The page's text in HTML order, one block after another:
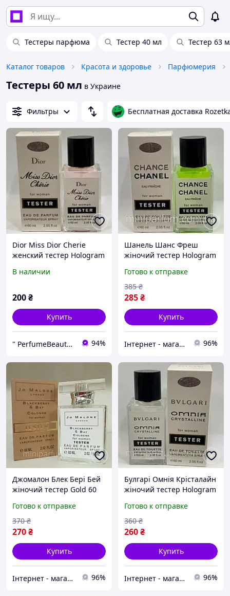
Тестеры парфюма Тестер 40 мл Тестер 63
Каталог товаров Красота и здоровье Парфюмерия
Тестеры 60 мл в Украине
Фильтры Бесплатная доставка
Dior Miss Dior Cherie
женский тестер Hologram
В наличии
200₴
Купить
" PerfumeBeautyShop" 94%
Шанель Шанс Фреш
жіночий тестер Hologram
Готово к отправке
285₴
385 ₴
Купить
Інтернет - магазин catrin.com.ua 96%
Джомалон Блек Бері Бей
жіночий тестер Gold 60
Готово к отправке
270₴
370 ₴
Купить
Інтернет - магазин catrin.com.ua 96%
Булгарi Омнiя Крiсталайн
жіночий тестер Hologram
Готово к отправке
260₴
360 ₴
Купить
Інтернет - магазин catrin.com.ua 96%